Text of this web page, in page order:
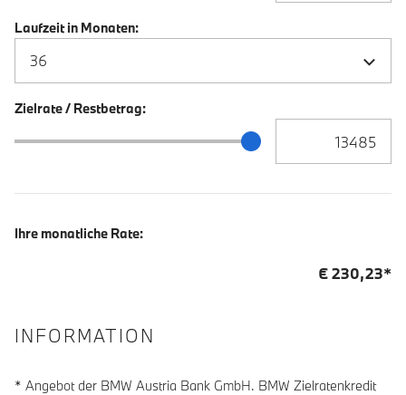
Laufzeit in Monaten:
Zielrate / Restbetrag:
Zielrate / Restbetrag Schieberegler
Ihre monatliche Rate:
€230,23*
INFORMATION
* Angebot der BMW Austria Bank GmbH. BMW Zielratenkredit